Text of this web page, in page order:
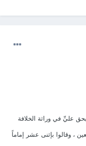
عليِّ في وراثة الخلافة
، وقالوا بإثنى عشر إماماً